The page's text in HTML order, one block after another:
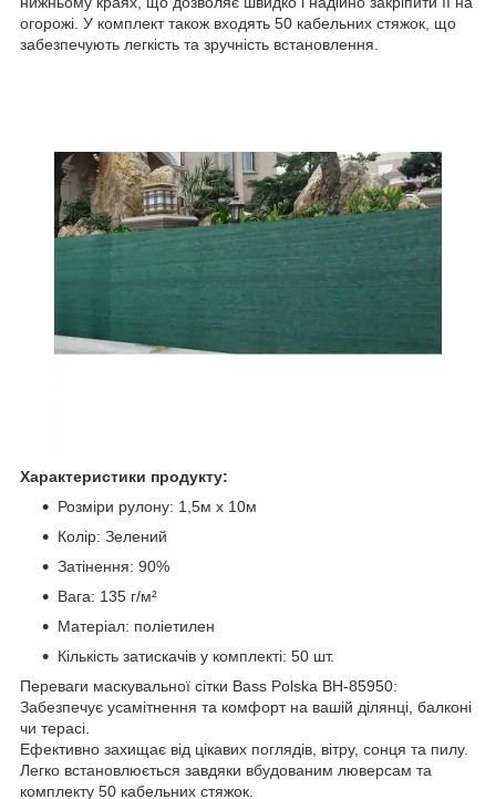
огорожі. У комплект також входять 50 кабельних стяжок, що
забезпечують легкість та зручність встановлення.
Характеристики продукту:
Розміри рулону: 1,5м х 10м
Колір: Зелений
Затінення: 90%
Вага: 135 г/м²
Матеріал: поліетилен
Кількість затискачів у комплекті: 50 шт.
Переваги маскувальної сітки Bass Polska BH-85950:
Забезпечує усамітнення та комфорт на вашій ділянці, балконі
чи терасі.
Ефективно захищає від цікавих поглядів, вітру, сонця та пилу.
Легко встановлюється завдяки вбудованим люверсам та
комплекту 50 кабельних стяжок.